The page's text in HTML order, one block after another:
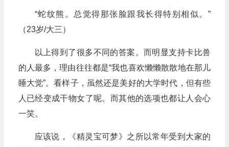
“蛇纹熊。总觉得那张脸跟我长得特别相似。”
（23岁/大三）
以上得到了很多不同的答案。而明显支持卡比兽
的人最多，理由往往都是“我也喜欢懒懒散散地在那儿
睡大觉”。看样子，虽然还是美好的大学时代，但有些
人已经变成干物女了呢。而其他的选项也都让人会心
一笑。
应该说，《精灵宝可梦》之所以常年受到大家的